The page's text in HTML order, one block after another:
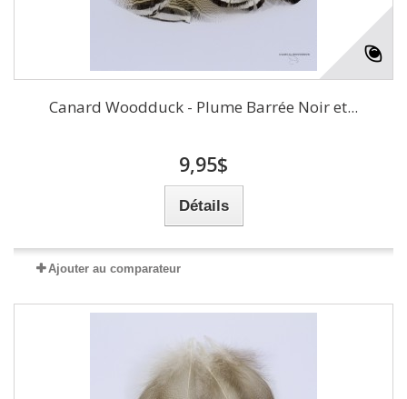
Canard Woodduck - Plume Barrée Noir et...
9,95$
Détails
Ajouter au comparateur